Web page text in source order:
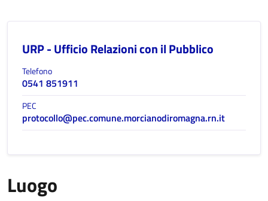
URP - Ufficio Relazioni con il Pubblico
Telefono
0541 851911
PEC
protocollo@pec.comune.morcianodiromagna.rn.it
Luogo